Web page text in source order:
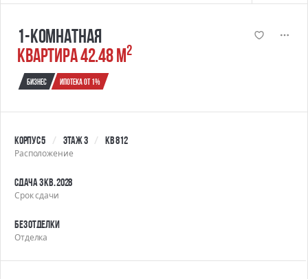
1-комнатная
квартира 42.48 м2
Бизнес Ипотека от 1%
Корпус 5 Этаж 3 Кв 812
Расположение
Сдача 3 кв. 2028
Срок сдачи
Без отделки
Отделка